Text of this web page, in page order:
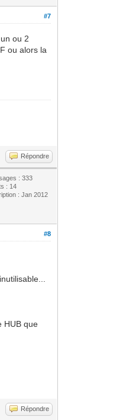
#7
ou 2
ou alors la
Répondre
: 333
: 14
: Jan 2012
#8
HUB que
Répondre